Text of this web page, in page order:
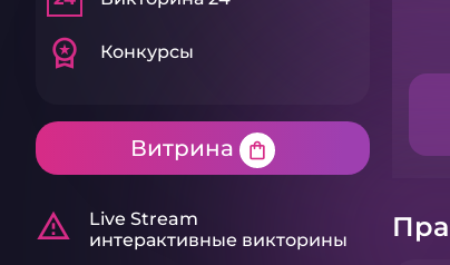
workspace_premium Конкурсы
Витрина shopping_bag
warning_amber
Live Stream
интерактивные викторины